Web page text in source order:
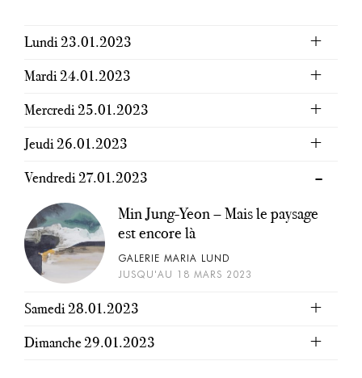
Lundi 23.01.2023
Mardi 24.01.2023
Mercredi 25.01.2023
Jeudi 26.01.2023
Vendredi 27.01.2023
Min Jung-Yeon – Mais le paysage
est encore là
GALERIE MARIA LUND
JUSQU'AU 18 MARS 2023
Samedi 28.01.2023
Dimanche 29.01.2023